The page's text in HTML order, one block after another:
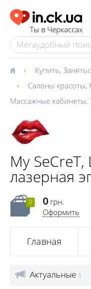
Ты в Черкассах
Купить,
Салоны красоты,
Массажные кабинеты,
My
лазерная
0 0 грн.
Оформить
Главная
Актуальные 1